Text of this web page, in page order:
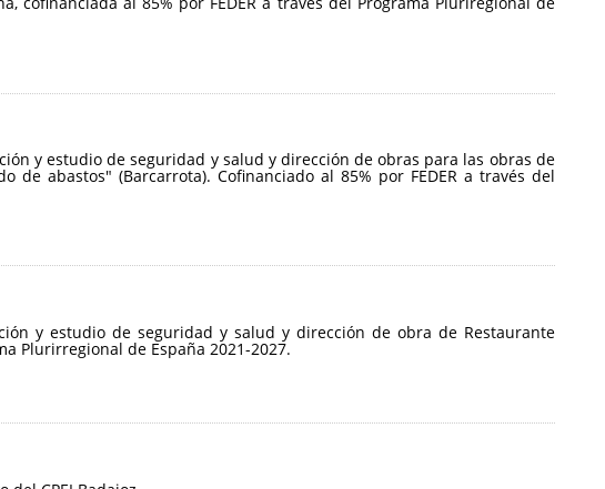
y estudio de seguridad y salud y dirección de obras para las obras de
abastos" (Barcarrota). Cofinanciado al 85% por FEDER a través del
y estudio de seguridad y salud y dirección de obra de Restaurante
Plurirregional de España 2021-2027.